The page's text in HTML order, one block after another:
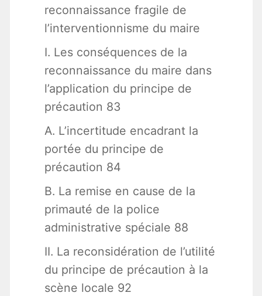
reconnaissance fragile de
l’interventionnisme du maire
I. Les conséquences de la
reconnaissance du maire dans
l’application du principe de
précaution 83
A. L’incertitude encadrant la
portée du principe de
précaution 84
B. La remise en cause de la
primauté de la police
administrative spéciale 88
II. La reconsidération de l’utilité
du principe de précaution à la
scène locale 92